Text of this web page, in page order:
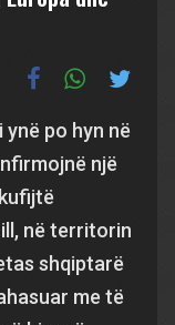
po hyn në
një
në territorin
shqiptarë
me të